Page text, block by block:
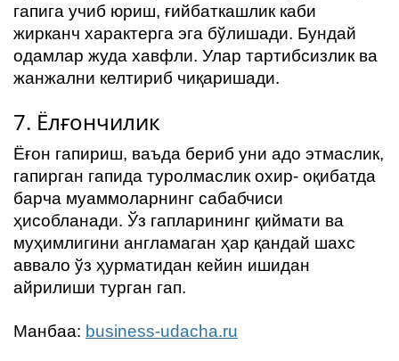
гапига учиб юриш, ғийбаткашлик каби
жирканч характерга эга бўлишади. Бундай
одамлар жуда хавфли. Улар тартибсизлик ва
жанжални келтириб чиқаришади.
7. Ёлғончилик
Ёғон гапириш, ваъда бериб уни адо этмаслик,
гапирган гапида туролмаслик охир- оқибатда
барча муаммоларнинг сабабчиси
ҳисобланади. Ўз гапларининг қиймати ва
муҳимлигини англамаган ҳар қандай шахс
аввало ўз ҳурматидан кейин ишидан
айрилиши турган гап.
Манбаа: business-udacha.ru